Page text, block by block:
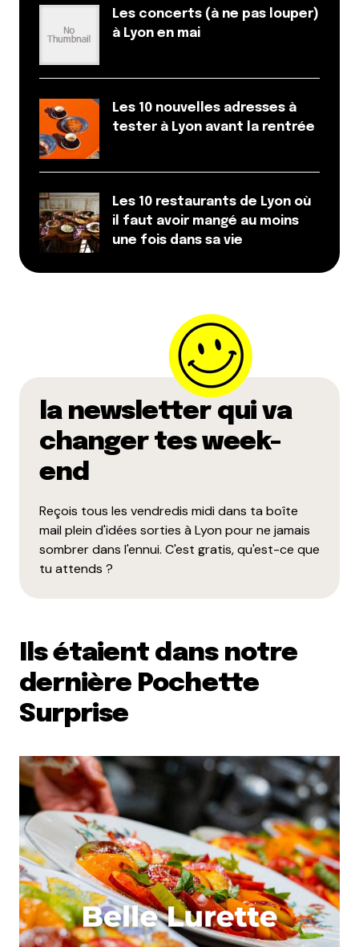
Les concerts (à ne pas louper)
à Lyon en mai
Les 10 nouvelles adresses à
tester à Lyon avant la rentrée
Les 10 restaurants de Lyon où
il faut avoir mangé au moins
une fois dans sa vie
la newsletter qui va
changer tes week-
end
Reçois tous les vendredis midi dans ta boîte
mail plein d'idées sorties à Lyon pour ne jamais
sombrer dans l'ennui. C'est gratis, qu'est-ce que
tu attends ?
Ils étaient dans notre
dernière Pochette
Surprise